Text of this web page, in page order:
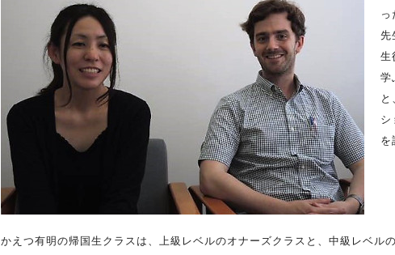
先
生
学
シ
を
かえつ有明の帰国生クラスは、上級レベルのオナーズクラスと、中級レベル